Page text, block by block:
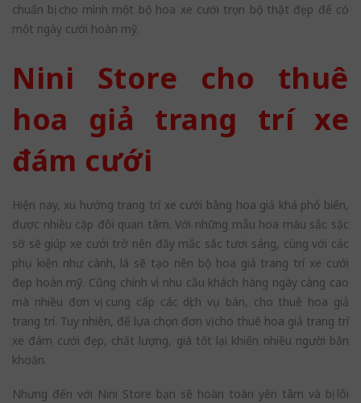
chuẩn bị cho mình một bộ hoa xe cưới trọn bộ thật đẹp để có
một ngày cưới hoàn mỹ.
Nini Store cho thuê
hoa giả trang trí xe
đám cưới
Hiện nay, xu hướng trang trí xe cưới bằng hoa giả khá phổ biến,
được nhiều cặp đôi quan tâm. Với những mẫu hoa màu sắc sặc
sỡ sẽ giúp xe cưới trở nên đầy mắc sắc tươi sáng, cùng với các
phụ kiện như cành, lá sẽ tạo nên bộ hoa giả trang trí xe cưới
đẹp hoàn mỹ. Cũng chính vì nhu cầu khách hàng ngày càng cao
mà nhiều đơn vị cung cấp các dịch vụ bán, cho thuê hoa giả
trang trí. Tuy nhiên, để lựa chọn đơn vị cho thuê hoa giả trang trí
xe đám cưới đẹp, chất lượng, giá tốt lại khiến nhiều người băn
khoăn.
Nhưng đến với Nini Store bạn sẽ hoàn toàn yên tâm và bị lôi